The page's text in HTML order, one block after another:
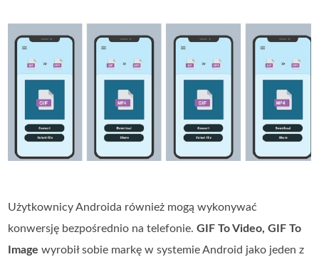
Użytkownicy Androida również mogą wykonywać
konwersję bezpośrednio na telefonie.GIF To Video, GIF To
Image wyrobił sobie markę w systemie Android jako jeden z